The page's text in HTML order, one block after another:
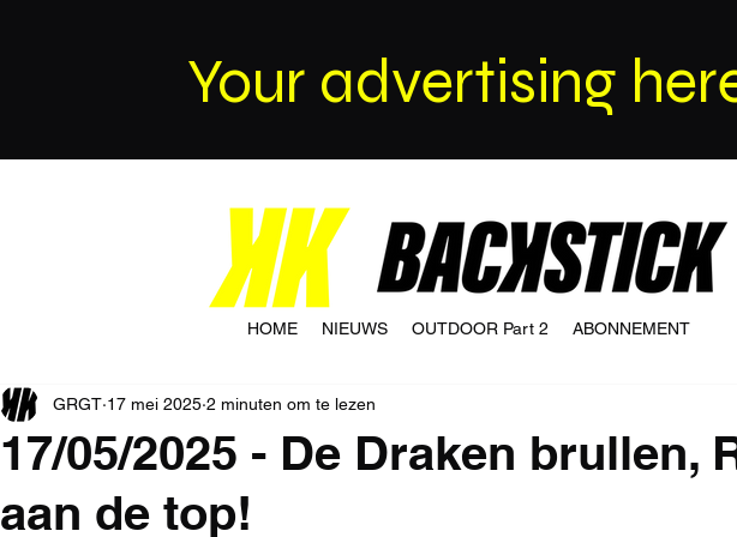
Your advertising
HOME NIEUWS OUTDOOR Part 2 ABONNEMENT
17/05/2025 - De Draken brullen,
aan de top!
GRGT 17 mei 2025 2 minuten om te lezen